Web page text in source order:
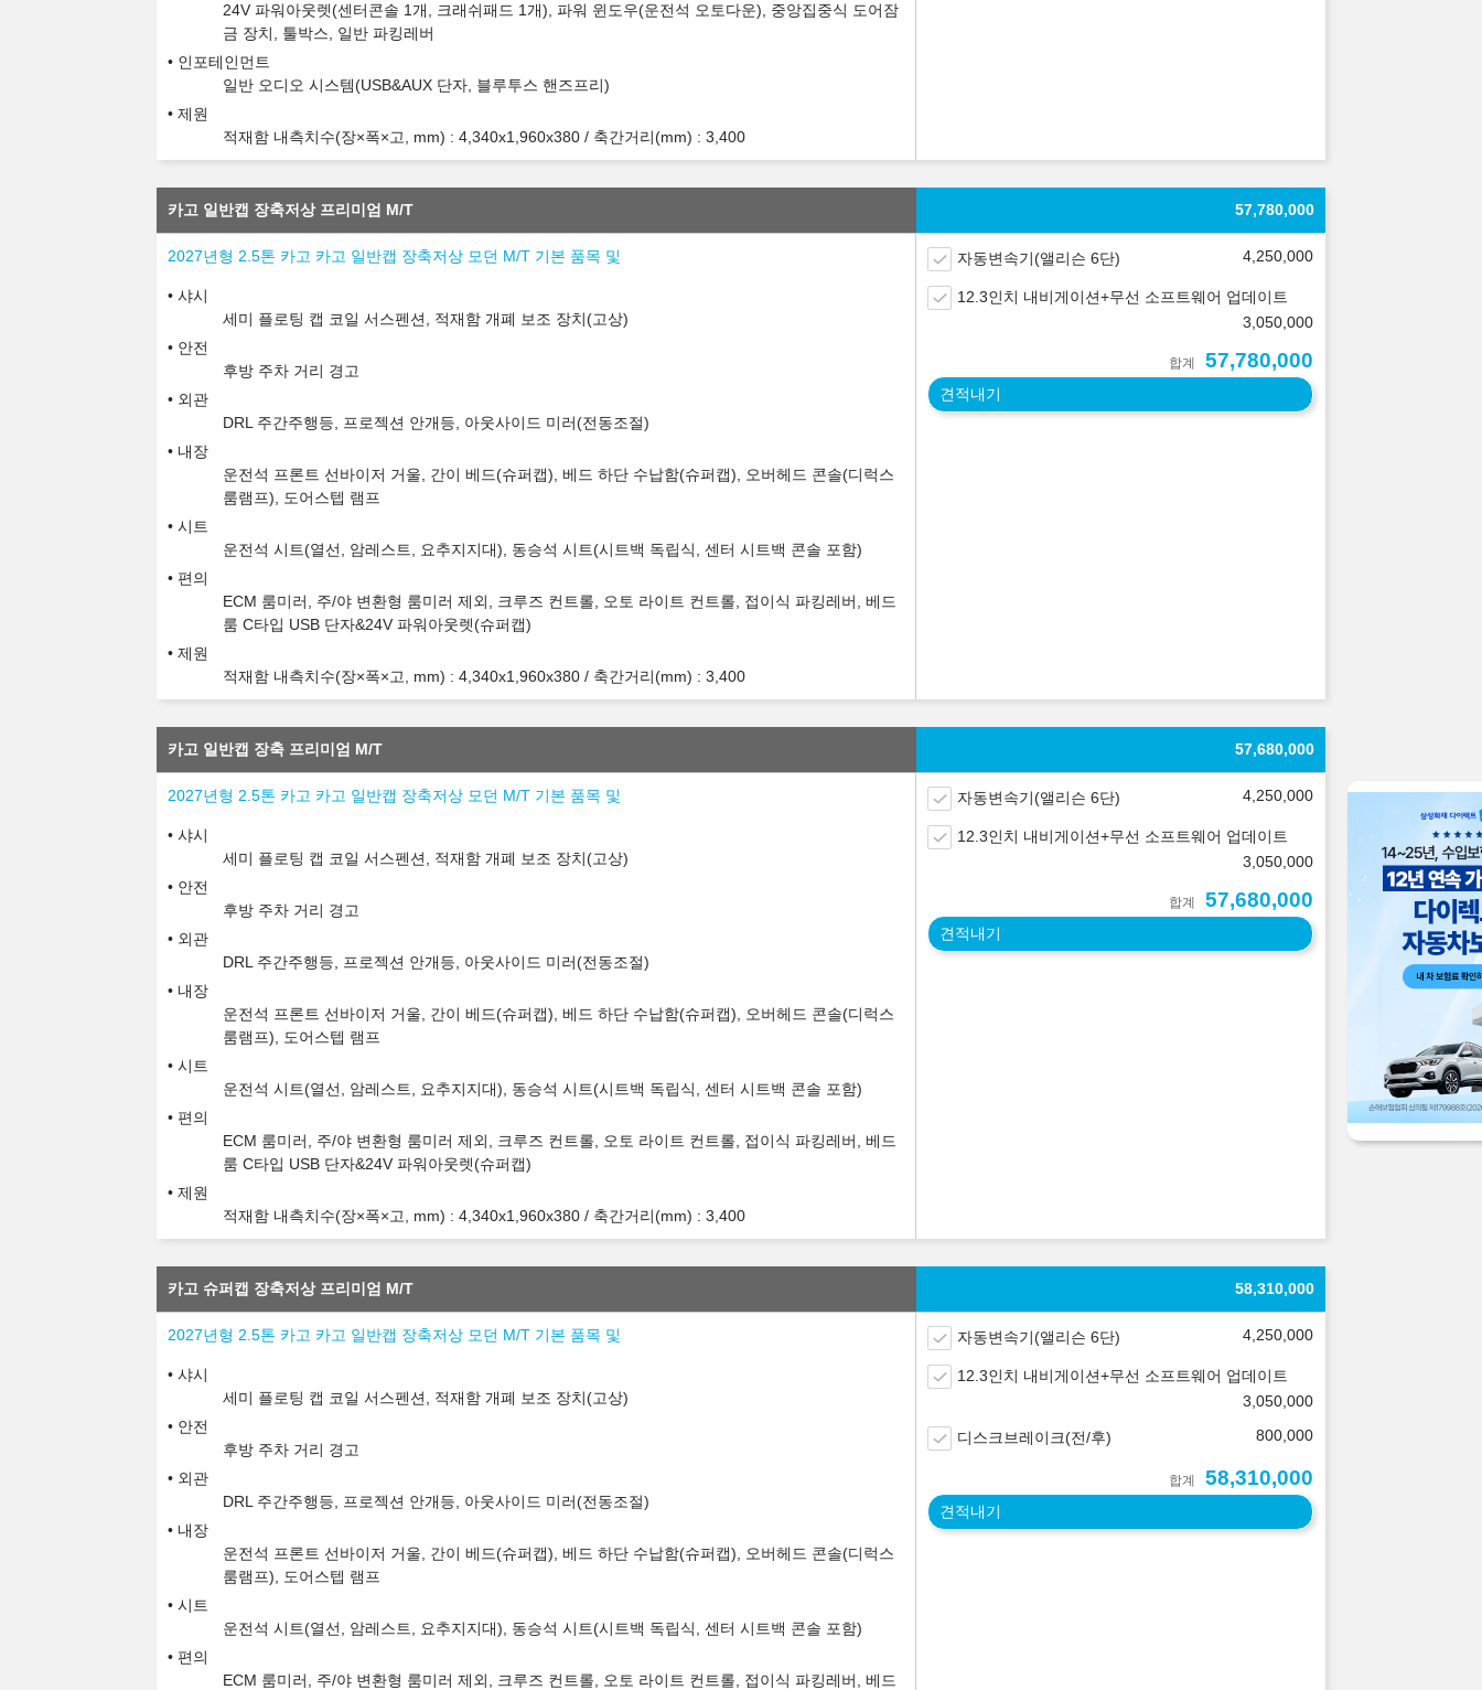
24V 파워아웃렛(센터콘솔 1개, 크래쉬패드 1개), 파워 윈도우(운전석 오토다운), 중앙집중식 도어잠
금 장치, 툴박스, 일반 파킹레버
인포테인먼트
일반 오디오 시스템(USB&AUX 단자, 블루투스 핸즈프리)
제원
적재함 내측치수(장×폭×고, mm) : 4,340x1,960x380 / 축간거리(mm) : 3,400
카고 일반캡 장축저상 프리미엄 M/T 57,780,000
2027년형 2.5톤 카고 카고 일반캡 장축저상 모던 M/T 기본 품목 및
샤시
세미 플로팅 캡 코일 서스펜션, 적재함 개폐 보조 장치(고상)
안전
후방 주차 거리 경고
외관
DRL 주간주행등, 프로젝션 안개등, 아웃사이드 미러(전동조절)
내장
운전석 프론트 선바이저 거울, 간이 베드(슈퍼캡), 베드 하단 수납함(슈퍼캡), 오버헤드 콘솔(디럭스
룸램프), 도어스텝 램프
시트
운전석 시트(열선, 암레스트, 요추지지대), 동승석 시트(시트백 독립식, 센터 시트백 콘솔 포함)
편의
ECM 룸미러, 주/야 변환형 룸미러 제외, 크루즈 컨트롤, 오토 라이트 컨트롤, 접이식 파킹레버, 베드
룸 C타입 USB 단자&24V 파워아웃렛(슈퍼캡)
제원
적재함 내측치수(장×폭×고, mm) : 4,340x1,960x380 / 축간거리(mm) : 3,400
자동변속기(앨리슨 6단) 4,250,000
12.3인치 내비게이션+무선 소프트웨어 업데이트
3,050,000
합계 57,780,000
견적내기
카고 일반캡 장축 프리미엄 M/T 57,680,000
2027년형 2.5톤 카고 카고 일반캡 장축저상 모던 M/T 기본 품목 및
샤시
세미 플로팅 캡 코일 서스펜션, 적재함 개폐 보조 장치(고상)
안전
후방 주차 거리 경고
외관
DRL 주간주행등, 프로젝션 안개등, 아웃사이드 미러(전동조절)
내장
운전석 프론트 선바이저 거울, 간이 베드(슈퍼캡), 베드 하단 수납함(슈퍼캡), 오버헤드 콘솔(디럭스
룸램프), 도어스텝 램프
시트
운전석 시트(열선, 암레스트, 요추지지대), 동승석 시트(시트백 독립식, 센터 시트백 콘솔 포함)
편의
ECM 룸미러, 주/야 변환형 룸미러 제외, 크루즈 컨트롤, 오토 라이트 컨트롤, 접이식 파킹레버, 베드
룸 C타입 USB 단자&24V 파워아웃렛(슈퍼캡)
제원
적재함 내측치수(장×폭×고, mm) : 4,340x1,960x380 / 축간거리(mm) : 3,400
자동변속기(앨리슨 6단) 4,250,000
12.3인치 내비게이션+무선 소프트웨어 업데이트
3,050,000
합계 57,680,000
견적내기
카고 슈퍼캡 장축저상 프리미엄 M/T 58,310,000
2027년형 2.5톤 카고 카고 일반캡 장축저상 모던 M/T 기본 품목 및
샤시
세미 플로팅 캡 코일 서스펜션, 적재함 개폐 보조 장치(고상)
안전
후방 주차 거리 경고
외관
DRL 주간주행등, 프로젝션 안개등, 아웃사이드 미러(전동조절)
내장
운전석 프론트 선바이저 거울, 간이 베드(슈퍼캡), 베드 하단 수납함(슈퍼캡), 오버헤드 콘솔(디럭스
룸램프), 도어스텝 램프
시트
운전석 시트(열선, 암레스트, 요추지지대), 동승석 시트(시트백 독립식, 센터 시트백 콘솔 포함)
편의
ECM 룸미러, 주/야 변환형 룸미러 제외, 크루즈 컨트롤, 오토 라이트 컨트롤, 접이식 파킹레버, 베드
자동변속기(앨리슨 6단) 4,250,000
12.3인치 내비게이션+무선 소프트웨어 업데이트
3,050,000
디스크브레이크(전/후) 800,000
합계 58,310,000
견적내기